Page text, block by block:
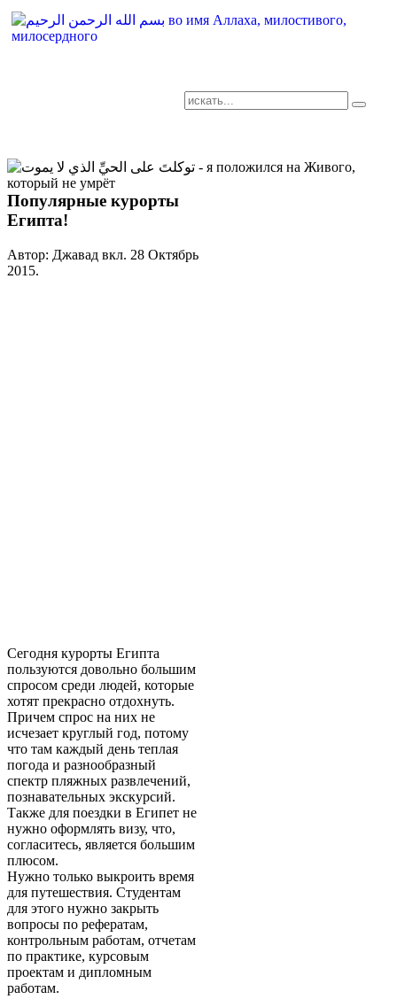
Популярные курорты
Египта!
Автор: Джавад вкл. 28 Октябрь
2015.
Сегодня курорты Египта
пользуются довольно большим
спросом среди людей, которые
хотят прекрасно отдохнуть.
Причем спрос на них не
исчезает круглый год, потому
что там каждый день теплая
погода и разнообразный
спектр пляжных развлечений,
познавательных экскурсий.
Также для поездки в Египет не
нужно оформлять визу, что,
согласитесь, является большим
плюсом.
Нужно только выкроить время
для путешествия. Студентам
для этого нужно закрыть
вопросы по рефератам,
контрольным работам, отчетам
по практике, курсовым
проектам и дипломным
работам.